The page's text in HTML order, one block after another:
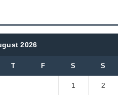
2026
T F S S
1 2